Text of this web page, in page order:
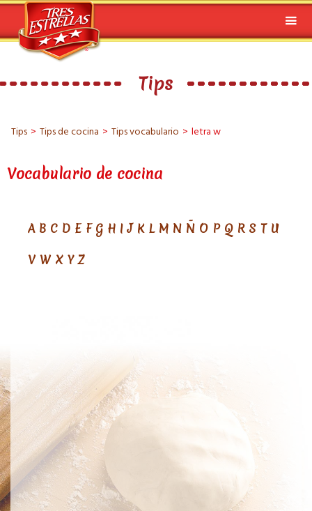
Tips
Tips > Tips de cocina > Tips vocabulario > letra w
Vocabulario de cocina
A B C D E F G H I J K L M N Ñ O P Q R S T U
V W X Y Z